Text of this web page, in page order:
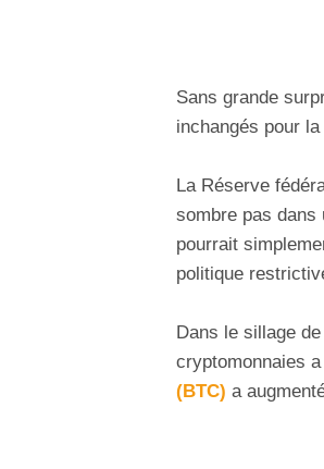
Sans grande
inchangés pour
La Réserve
sombre pas dans
pourrait
politique
Dans le sillage
cryptomonnaies
(BTC) a